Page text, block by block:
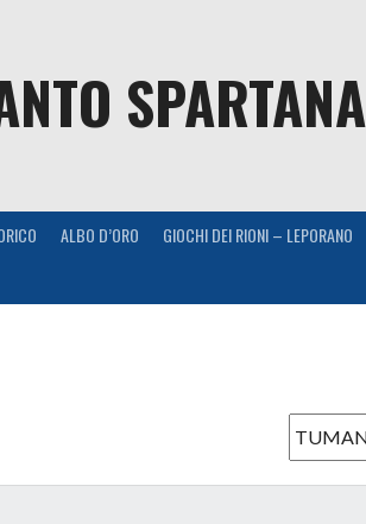
SPARTANA
ALBO D’ORO GIOCHI DEI RIONI – LEPORANO